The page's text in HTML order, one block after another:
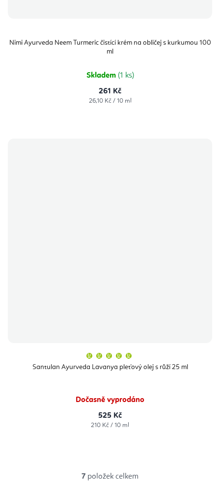
Nimi Ayurveda Neem Turmeric čistící krém na obličej s kurkumou 100
ml
Skladem (1 ks)
261 Kč
Měrná
26,10 Kč / 10 ml
Santulan Ayurveda Lavanya pleťový olej s růží 25 ml
produktu
je
hvězdiček.
Dočasně vyprodáno
525 Kč
Měrná
210 Kč / 10 ml
7 položek celkem